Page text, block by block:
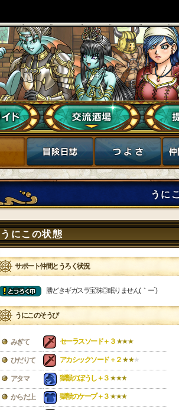
うにこ
うにこの状態
サポート仲間とうろく状況
勝どきギガスラ宝珠◎眠りません( ｀ー´)
うにこのそうび
みぎて セーラスソード＋３ ★★★
ひだりて アカシックソード＋２ ★★★
アタマ 獄獣のぼうし＋３ ★★★
からだ上 獄獣のケープ＋３ ★★★